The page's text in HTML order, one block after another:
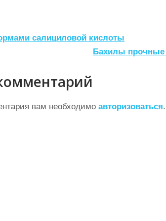
салициловой кислоты
Бахилы прочные
вам необходимо авторизоваться.